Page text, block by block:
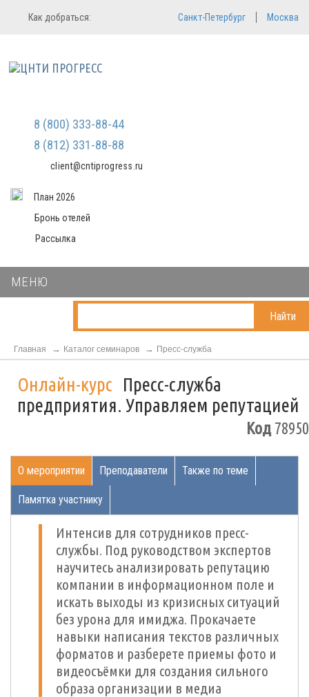
Регистрация
Мы не передаем ваши данные
третьим лицам и не рассылаем
Вход в систему
Как добраться: Санкт-Петербург Москва
8 (800) 333-88-44
8 (812) 331-88-88
client@cntiprogress.ru
План 2026
Бронь отелей
Рассылка
МЕНЮ
Найти
Главная Каталог семинаров Пресс-служба
Онлайн-курс Пресс-служба
предприятия. Управляем репутацией
Код78950
О мероприятии Преподаватели Также по теме
Памятка участнику
Интенсив для сотрудников пресс-
службы. Под руководством экспертов
научитесь анализировать репутацию
компании в информационном поле и
искать выходы из кризисных ситуаций
без урона для имиджа. Прокачаете
навыки написания текстов различных
форматов и разберете приемы фото и
видеосъёмки для создания сильного
образа организации в медиа